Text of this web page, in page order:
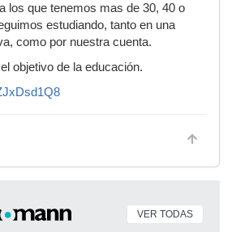
los que tenemos mas de 30, 40 o
estudiando, tanto en una
como por nuestra cuenta.
objetivo de la educación.
VER TODAS